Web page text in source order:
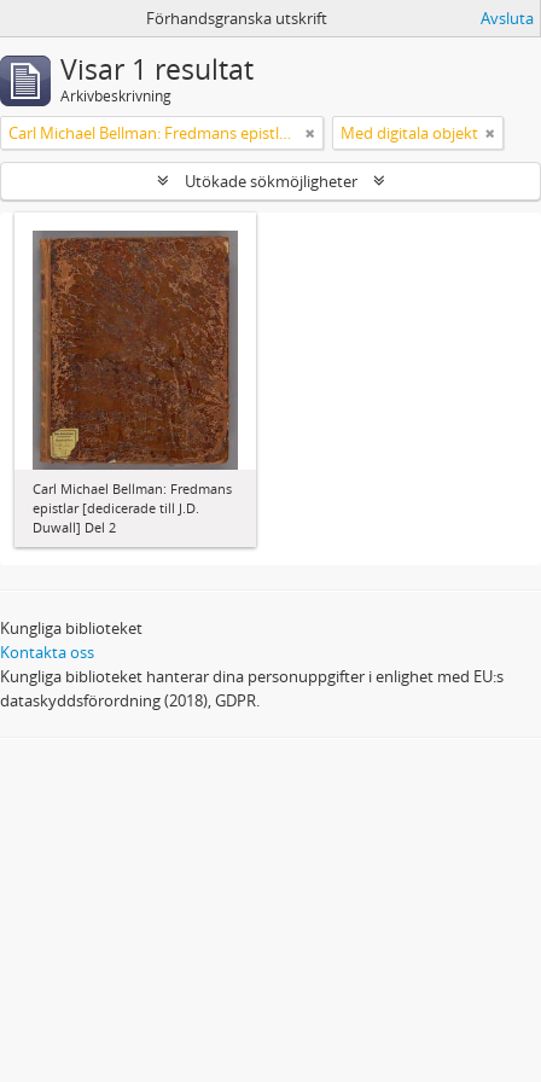
Förhandsgranska utskrift Avsluta
Visar 1 resultat
Arkivbeskrivning
Carl Michael Bellman: Fredmans epistlar [dedicerade till J.D. Duwall] Del 2 Med digitala objekt
Utökade sökmöjligheter
Carl Michael Bellman: Fredmans
epistlar [dedicerade till J.D.
Duwall] Del 2
Kungliga biblioteket
Kontakta oss
Kungliga biblioteket hanterar dina personuppgifter i enlighet med EU:s
dataskyddsförordning (2018), GDPR.